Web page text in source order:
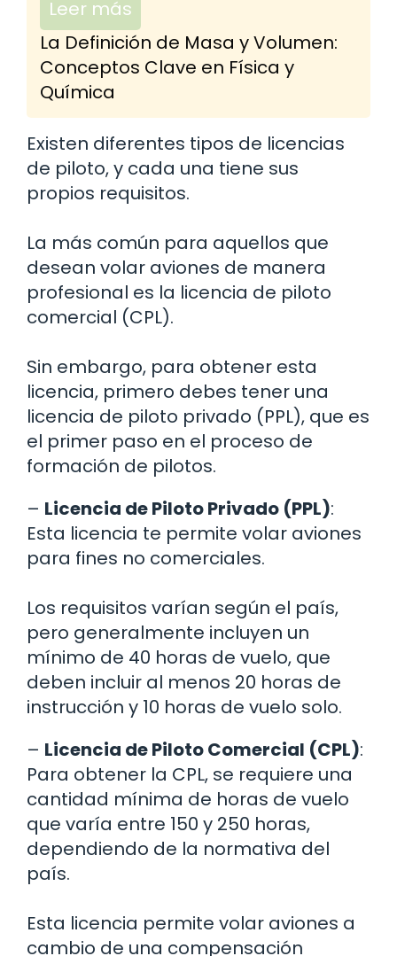
Leer más
La Definición de Masa y Volumen:
Conceptos Clave en Física y
Química
Existen diferentes tipos de licencias
de piloto, y cada una tiene sus
propios requisitos.
La más común para aquellos que
desean volar aviones de manera
profesional es la licencia de piloto
comercial (CPL).
Sin embargo, para obtener esta
licencia, primero debes tener una
licencia de piloto privado (PPL), que es
el primer paso en el proceso de
formación de pilotos.
– Licencia de Piloto Privado (PPL):
Esta licencia te permite volar aviones
para fines no comerciales.
Los requisitos varían según el país,
pero generalmente incluyen un
mínimo de 40 horas de vuelo, que
deben incluir al menos 20 horas de
instrucción y 10 horas de vuelo solo.
– Licencia de Piloto Comercial (CPL):
Para obtener la CPL, se requiere una
cantidad mínima de horas de vuelo
que varía entre 150 y 250 horas,
dependiendo de la normativa del
país.
Esta licencia permite volar aviones a
cambio de una compensación